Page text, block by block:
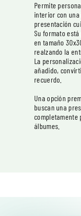
Permite
interior con
presentación
Su formato
en tamaño
realzando la
La
añadido,
recuerdo.
Una opción
buscan una
completamente
álbumes.